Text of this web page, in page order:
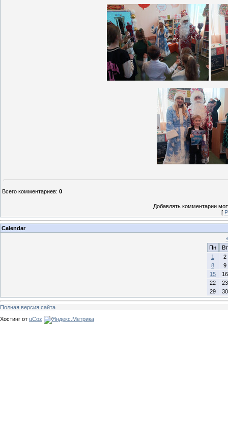
Всего комментариев: 0
Добавлять комментарии
[
Calendar
Пн
Вт
1
2
8
9
15
16
22
23
29
30
Полная версия сайта
Хостинг от uCoz